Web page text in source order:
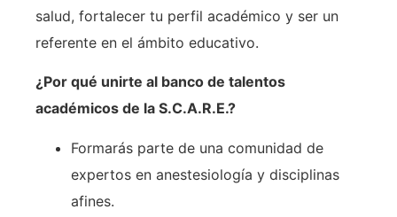
salud, fortalecer tu perfil académico y ser un
referente en el ámbito educativo.
¿Por qué unirte al banco de talentos
académicos de la S.C.A.R.E.?
Formarás parte de una comunidad de
expertos en anestesiología y disciplinas
afines.